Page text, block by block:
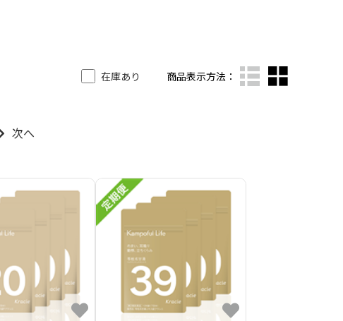
在庫あり 商品表示方法：
次へ